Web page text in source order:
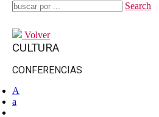
Search
Volver
CULTURA
CONFERENCIAS
A
a